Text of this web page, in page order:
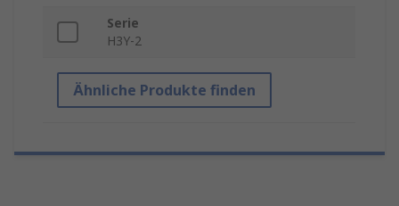
Serie
H3Y-2
Ähnliche Produkte finden